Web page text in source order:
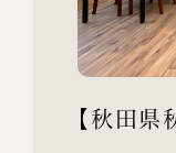
【秋田県